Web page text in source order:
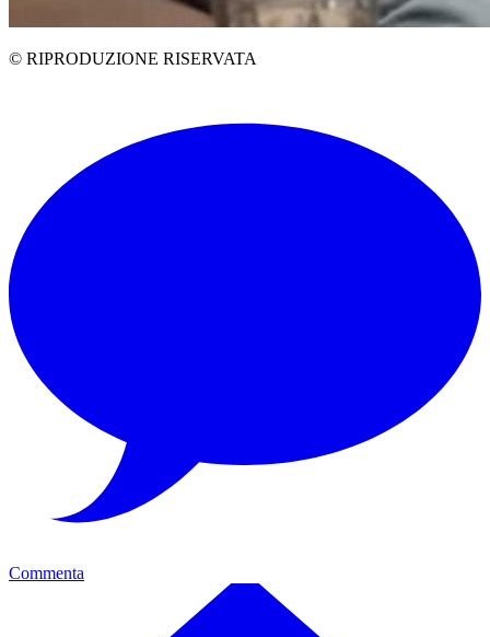
© RIPRODUZIONE RISERVATA
Commenta